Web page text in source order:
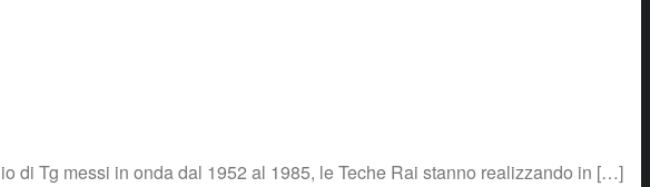
di Tg messi in onda dal 1952 al 1985, le Teche Rai stanno realizzando in […]